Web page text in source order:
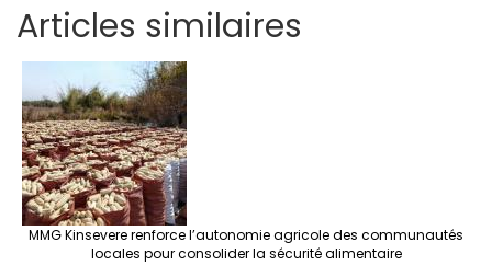
ar
e
b
o
o
k
tt
er
ag er
Articles similaires
MMG Kinsevere renforce l’autonomie agricole des communautés
locales pour consolider la sécurité alimentaire